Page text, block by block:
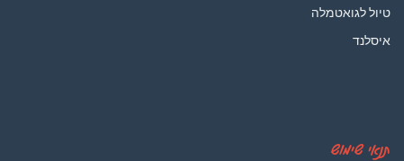
טיול לגואטמלה
איסלנד
תנאי שימוש